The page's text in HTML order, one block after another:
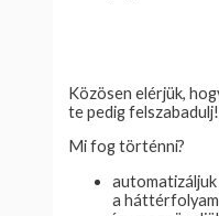
Közösen elérjük,
te pedig felszabadulj!
Mi fog történni?
a